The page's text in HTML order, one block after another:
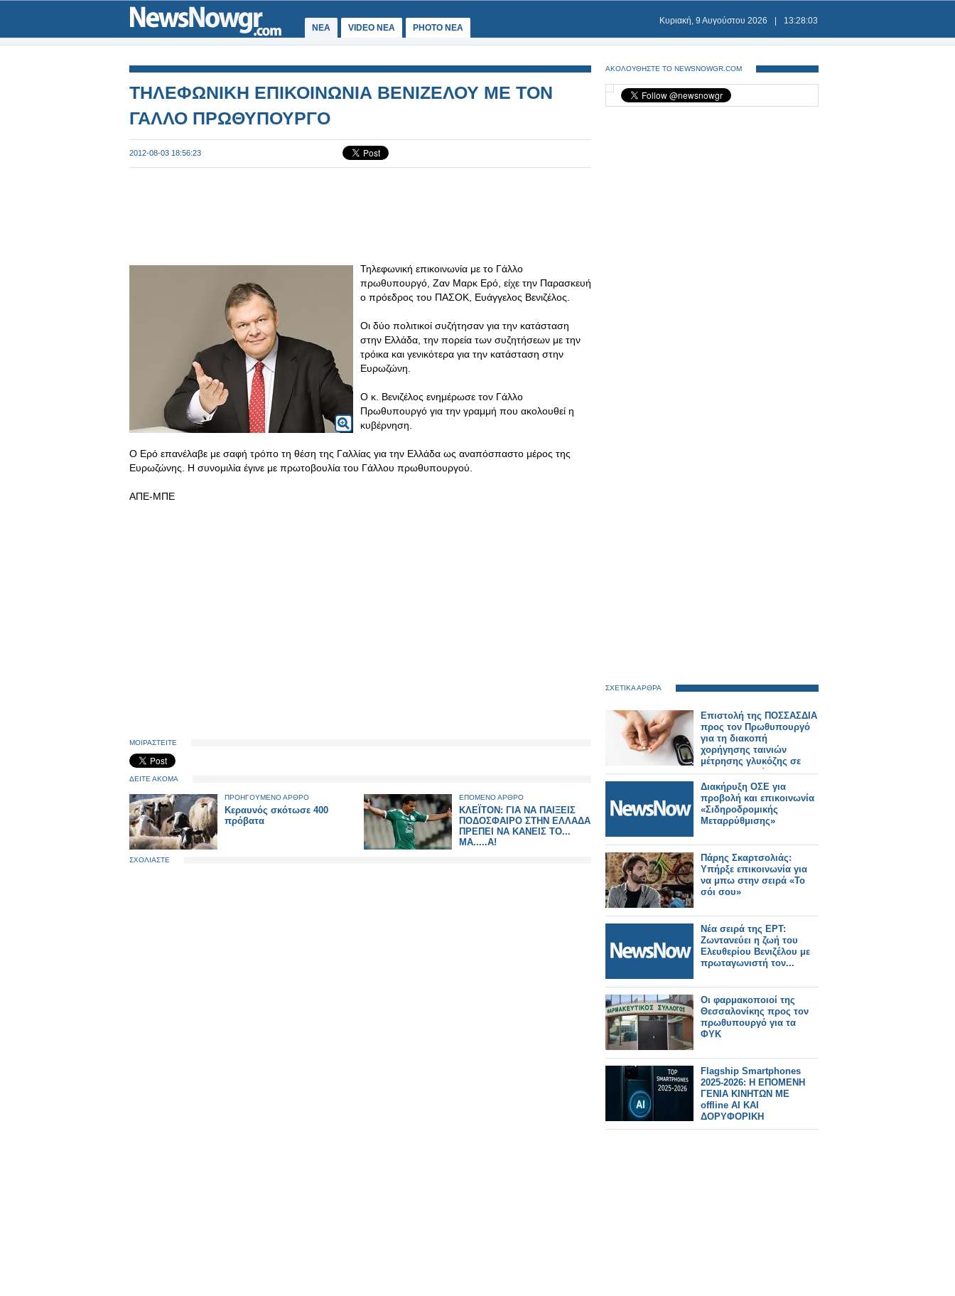
ΝΕΑ VIDEO NEA PHOTO NEA
Κυριακή, 9 Αυγούστου 2026 13:28:03
ΤΗΛΕΦΩΝΙΚΗ ΕΠΙΚΟΙΝΩΝΙΑ ΒΕΝΙΖΕΛΟΥ ΜΕ ΤΟΝ
ΓΑΛΛΟ ΠΡΩΘΥΠΟΥΡΓΟ
2012-08-03 18:56:23
Τηλεφωνική επικοινωνία με το Γάλλο
πρωθυπουργό, Ζαν Μαρκ Ερό, είχε την Παρασκευή
ο πρόεδρος του ΠΑΣΟΚ, Ευάγγελος Βενιζέλος.
Οι δύο πολιτικοί συζήτησαν για την κατάσταση
στην Ελλάδα, την πορεία των συζητήσεων με την
τρόικα και γενικότερα για την κατάσταση στην
Ευρωζώνη.
Ο κ. Βενιζέλος ενημέρωσε τον Γάλλο
Πρωθυπουργό για την γραμμή που ακολουθεί η
κυβέρνηση.
Ο Ερό επανέλαβε με σαφή τρόπο τη θέση της Γαλλίας για την Ελλάδα ως αναπόσπαστο μέρος της
Ευρωζώνης. Η συνομιλία έγινε με πρωτοβουλία του Γάλλου πρωθυπουργού.
ΑΠΕ-ΜΠΕ
ΜΟΙΡΑΣΤΕΙΤΕ
ΔΕΙΤΕ ΑΚΟΜΑ
ΠΡΟΗΓΟΥΜΕΝΟ ΑΡΘΡΟ
Κεραυνός σκότωσε 400
πρόβατα
ΕΠΟΜΕΝΟ ΑΡΘΡΟ
ΚΛΕΪΤΟΝ: ΓΙΑ ΝΑ ΠΑΙΞΕΙΣ
ΠΟΔΟΣΦΑΙΡΟ ΣΤΗΝ ΕΛΛΑΔΑ
ΠΡΕΠΕΙ ΝΑ ΚΑΝΕΙΣ ΤΟ...
ΜΑ.....Α!
ΣΧΟΛΙΑΣΤΕ
ΑΚΟΛΟΥΘΗΣΤΕ ΤΟ NEWSNOWGR.COM
ΣΧΕΤΙΚΑ ΑΡΘΡΑ
Επιστολή της ΠΟΣΣΑΣΔΙΑ
προς τον Πρωθυπουργό
για τη διακοπή
χορήγησης ταινιών
μέτρησης γλυκόζης σε
20.000 ασθενείς
Διακήρυξη ΟΣΕ για
προβολή και επικοινωνία
«Σιδηροδρομικής
Μεταρρύθμισης»
Πάρης Σκαρτσολιάς:
Υπήρξε επικοινωνία για
να μπω στην σειρά «Το
σόι σου»
Νέα σειρά της ΕΡΤ:
Ζωντανεύει η ζωή του
Ελευθερίου Βενιζέλου με
πρωταγωνιστή τον...
Οι φαρμακοποιοί της
Θεσσαλονίκης προς τον
πρωθυπουργό για τα
ΦΥΚ
Flagship Smartphones
2025-2026: Η ΕΠΟΜΕΝΗ
ΓΕΝΙΑ ΚΙΝΗΤΩΝ ΜΕ
offline AI ΚΑΙ
ΔΟΡΥΦΟΡΙΚΗ
ΕΠΙΚΟΙΝΩΝΙΑ